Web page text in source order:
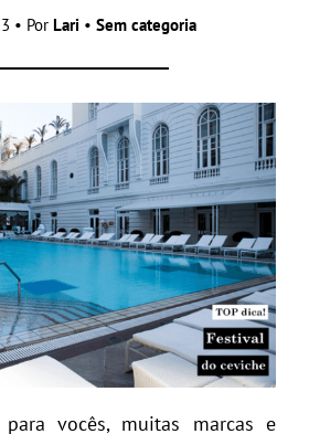
• Por Lari • Sem categoria
vocês, muitas marcas e